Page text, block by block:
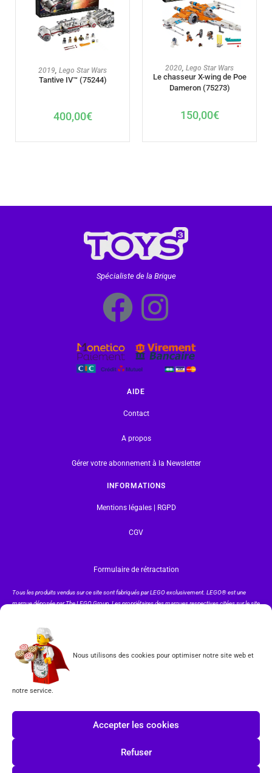
Nous utilisons des cookies pour optimiser notre site web et
notre service.
Accepter les cookies
Refuser
AJOUTER AU PANIER
2019, Lego Star Wars
Tantive IV™ (75244)
400,00€
AJOUTER AU PANIER
2020, Lego Star Wars
Le chasseur X-wing de Poe
Dameron (75273)
150,00€
Spécialiste de la Brique
AIDE
Contact
A propos
Gérer votre abonnement à la Newsletter
INFORMATIONS
Mentions légales | RGPD
CGV
Formulaire de rétractation
Tous les produits vendus sur ce site sont fabriqués par LEGO exclusivement. LEGO® est une
marque déposée par The LEGO Group. Les propriétaires des marques respectives citées sur le site
INSCRIPTION À LA NEWSLETTER